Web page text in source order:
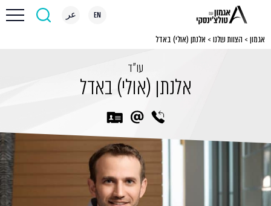
EN عر
אגמון > הצוות שלנו > אלנתן (אולי) באדל
עו״ד
אלנתן (אולי) באדל